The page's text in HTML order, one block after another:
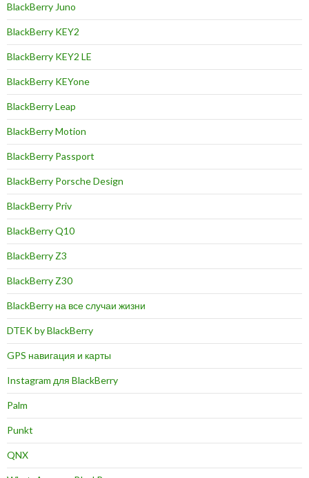
BlackBerry Juno
BlackBerry KEY2
BlackBerry KEY2 LE
BlackBerry KEYone
BlackBerry Leap
BlackBerry Motion
BlackBerry Passport
BlackBerry Porsche Design
BlackBerry Priv
BlackBerry Q10
BlackBerry Z3
BlackBerry Z30
BlackBerry на все случаи жизни
DTEK by BlackBerry
GPS навигация и карты
Instagram для BlackBerry
Palm
Punkt
QNX